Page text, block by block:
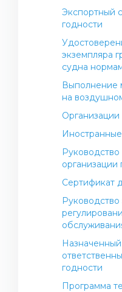
пассажиров РК
Перевозка
гражданских
Информация
Экспортный
годности
экземпляра
судна
Выполнение
на
Сертификат
Руководство
годности
Программа